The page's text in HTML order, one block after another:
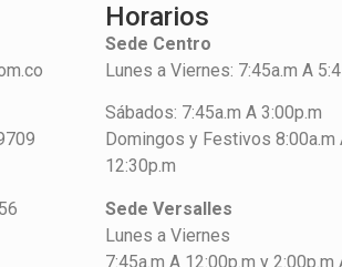
Horarios
Sede Centro
Lunes a Viernes: 7:45a.m A
Sábados: 7:45a.m A 3:00p.m
Domingos y Festivos 8:00a.m
12:30p.m
Sede Versalles
Lunes a Viernes
7:45a.m A 12:00p.m y 2:00p.m